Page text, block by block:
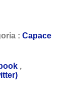
: Capace
,